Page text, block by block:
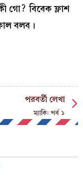
গো? বিবেক ফ্লাশ
বলব।
পরবর্তী লেখা
ম্যাকি: পর্ব ১